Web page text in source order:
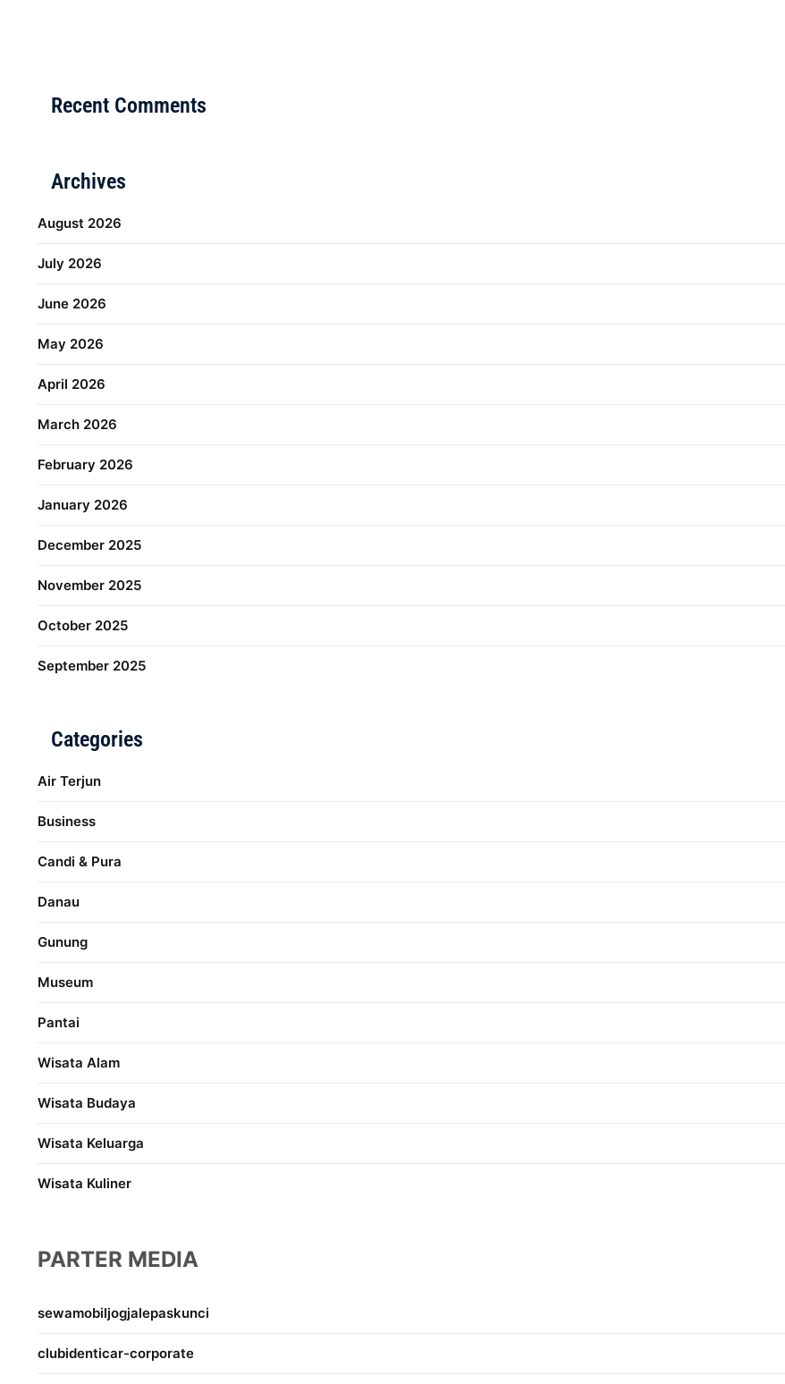
Recent Comments
Archives
August 2026
July 2026
June 2026
May 2026
April 2026
March 2026
February 2026
January 2026
December 2025
November 2025
October 2025
September 2025
Categories
Air Terjun
Business
Candi & Pura
Danau
Gunung
Museum
Pantai
Wisata Alam
Wisata Budaya
Wisata Keluarga
Wisata Kuliner
PARTER MEDIA
sewamobiljogjalepaskunci
clubidenticar-corporate